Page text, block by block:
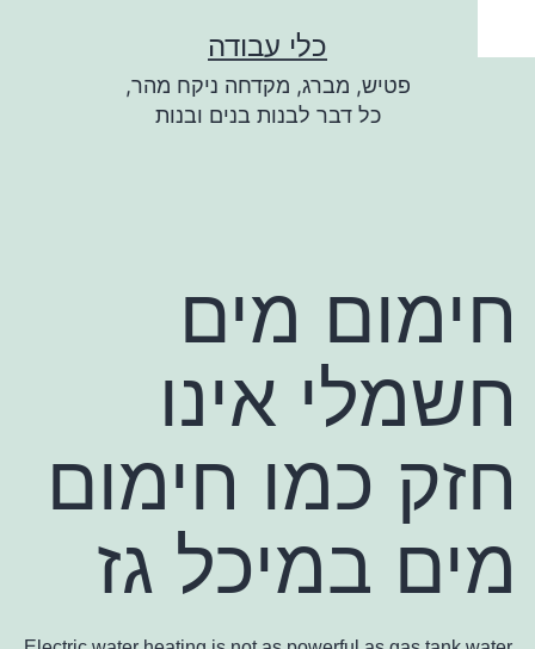
לתוכן
כלי עבודה
פטיש, מברג, מקדחה ניקח מהר,
כל דבר לבנות בנים ובנות
חימום מים
חשמלי אינו
חזק כמו חימום
מים במיכל גז